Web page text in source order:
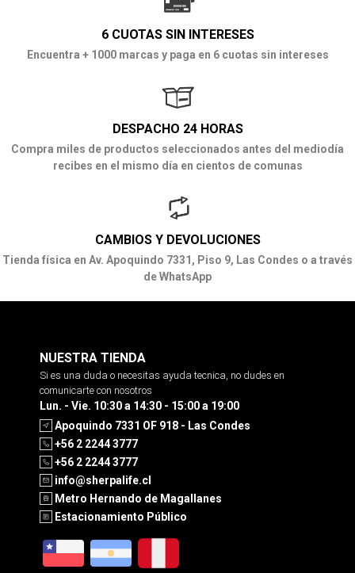
6 CUOTAS SIN INTERESES
Encuentra + 1000 marcas y paga en 6 cuotas sin intereses
DESPACHO 24 HORAS
Compra miles de productos seleccionados antes del mediodía
recibes en el mismo día en cientos de comunas
CAMBIOS Y DEVOLUCIONES
Tienda física en Av. Apoquindo 7331, Piso 9, Las Condes o a través
de WhatsApp
NUESTRA TIENDA
Si es una duda o necesitas ayuda tecnica, no dudes en
comunicarte con nosotros
Lun. - Vie. 10:30 a 14:30 - 15:00 a 19:00
Apoquindo 7331 OF 918 - Las Condes
+56 2 2244 3777
+56 2 2244 3777
info@sherpalife.cl
Metro Hernando de Magallanes
Estacionamiento Público